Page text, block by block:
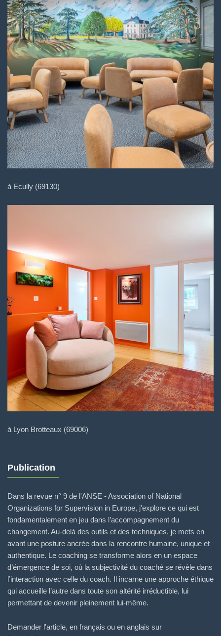
à Ecully (69130)
à Lyon Brotteaux (69006)
Publication
Dans la revue n° 9 de l'ANSE - Association of National
Organizations for Supervision in Europe, j'explore ce qui est
fondamentalement en jeu dans l’accompagnement du
changement. Au-delà des outils et des techniques, je mets en
avant une posture ancrée dans la rencontre humaine, unique et
authentique. Le coaching se transforme alors en un espace
d’émergence de soi, où la subjectivité du coaché se révèle dans
l’interaction avec celle du coach. Il incarne une approche éthique
qui accueille l’autre dans toute son altérité irréductible, lui
permettant de devenir pleinement lui-même.
Demander l'article, en français ou en anglais sur